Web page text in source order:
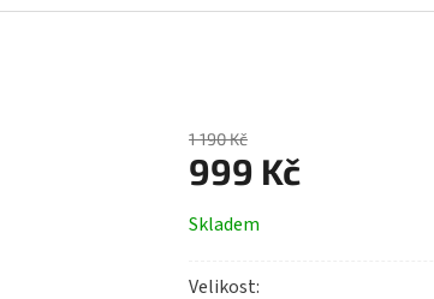
1 190 Kč
999 Kč
cena:
Skladem
Velikost